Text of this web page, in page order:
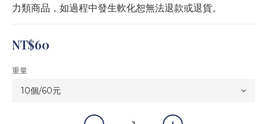
力類商品，如過程中發生軟化恕無法退款或退貨。
NT$60
重量